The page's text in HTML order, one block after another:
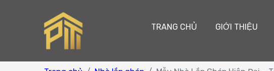
TRANG CHỦ GIỚI THIỆU